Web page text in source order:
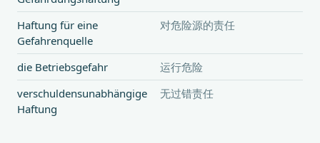
Haftung für eine
Gefahrenquelle
对危险源的责任
die Betriebsgefahr
运行危险
verschuldensunabhängige
Haftung
无过错责任